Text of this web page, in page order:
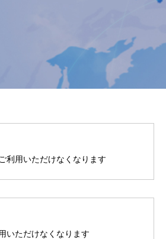
利用いただけなくなります
いただけなくなります